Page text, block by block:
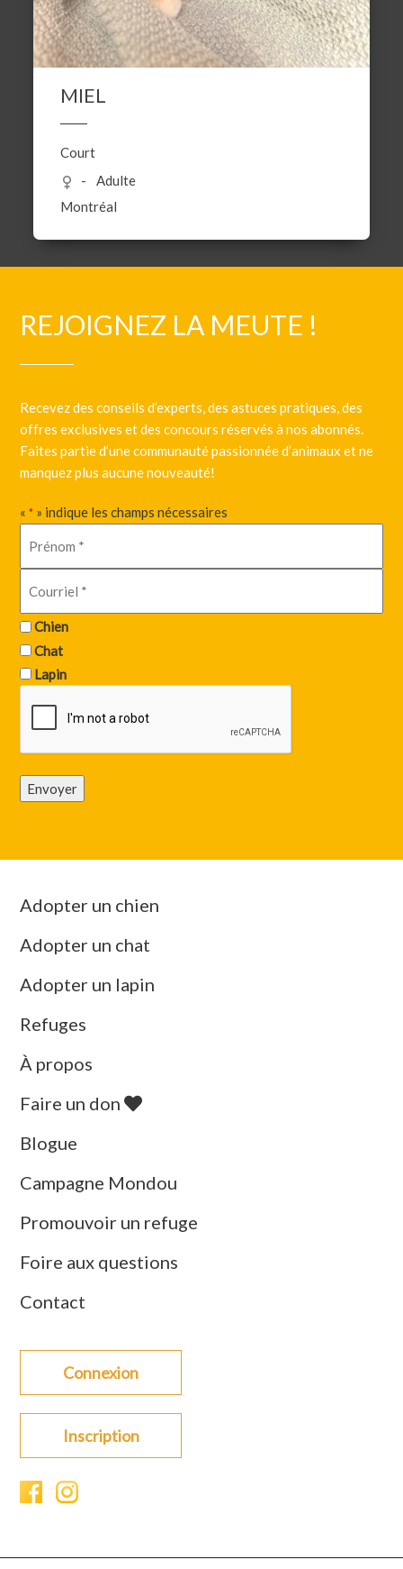
MIEL
Court
Adulte
Montréal
REJOIGNEZ LA MEUTE !
Recevez des conseils d’experts, des astuces pratiques, des
offres exclusives et des concours réservés à nos abonnés.
Faites partie d’une communauté passionnée d’animaux et ne
manquez plus aucune nouveauté!
«* » indique les champs nécessaires
Chien
Chat
Lapin
Envoyer
Adopter un chien
Adopter un chat
Adopter un lapin
Refuges
À propos
Faire un don
Blogue
Campagne Mondou
Promouvoir un refuge
Foire aux questions
Contact
Connexion
Inscription